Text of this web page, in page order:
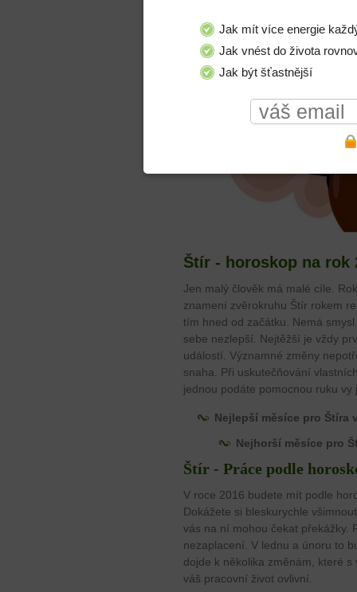
Jak mít více energie
Jak vnést do života
Jak být šťastnější
Štír - horoskop na rok
Jen malý člověk má malé cíle.
znamení zvěrokruhu Štír rokem
tím hned od začátku. Nemá
sebe nezlepší. Nejtěžší je vždy
událostí. Významné změny
snaha. Při uskutečňování
jednou podáte pomocnou ruku
Nejlepší měsíce pro Štíra
Nejhorší měsíce pro
Štír - Práce podle
V roce 2016 budete mít podle
Dokážete si bleskurychle
vás na ní mohou čekat překážky.
nezaplacení. V lednu a únoru to
dojde k několika změnám, které
váš pracovní život ovlivní.